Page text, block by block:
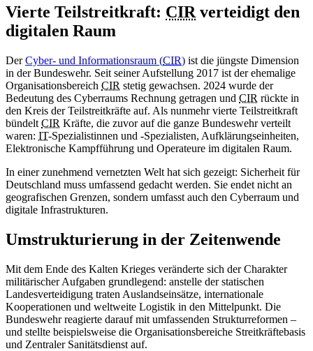
Vierte Teilstreitkraft: CIR verteidigt den
digitalen Raum
DerCyber- und Informationsraum (CIR) ist die jüngste Dimension
in der Bundeswehr. Seit seiner Aufstellung 2017 ist der ehemalige
Organisationsbereich CIR stetig gewachsen. 2024 wurde der
Bedeutung des Cyberraums Rechnung getragen und CIR rückte in
den Kreis der Teilstreitkräfte auf. Als nunmehr vierte Teilstreitkraft
bündelt CIR Kräfte, die zuvor auf die ganze Bundeswehr verteilt
waren: IT-Spezialistinnen und -Spezialisten, Aufklärungseinheiten,
Elektronische Kampfführung und Operateure im digitalen Raum.
In einer zunehmend vernetzten Welt hat sich gezeigt: Sicherheit für
Deutschland muss umfassend gedacht werden. Sie endet nicht an
geografischen Grenzen, sondern umfasst auch den Cyberraum und
digitale Infrastrukturen.
Umstrukturierung in der Zeitenwende
Mit dem Ende des Kalten Krieges veränderte sich der Charakter
militärischer Aufgaben grundlegend: anstelle der statischen
Landesverteidigung traten Auslandseinsätze, internationale
Kooperationen und weltweite Logistik in den Mittelpunkt. Die
Bundeswehr reagierte darauf mit umfassenden Strukturreformen –
und stellte beispielsweise die Organisationsbereiche Streitkräftebasis
und Zentraler Sanitätsdienst auf.